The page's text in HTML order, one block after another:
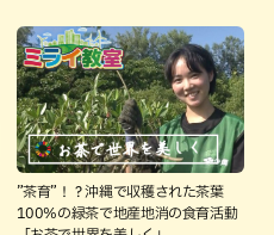
”茶育”！？沖縄で収穫された茶葉
100%の緑茶で地産地消の食育活動